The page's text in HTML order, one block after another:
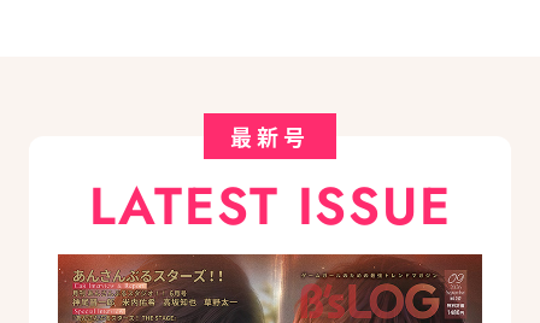
最新号
LATEST ISSUE